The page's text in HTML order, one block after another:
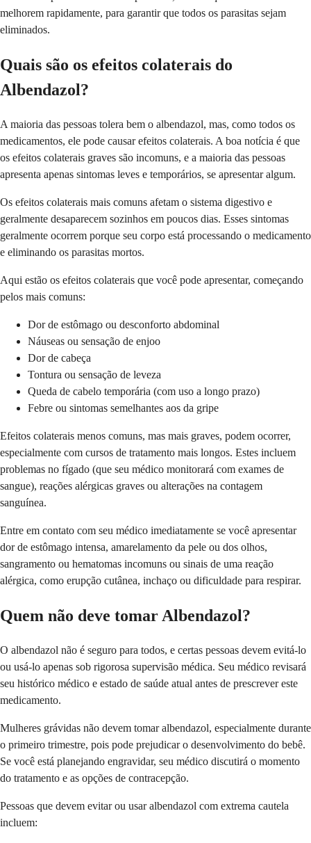
melhorem rapidamente, para garantir que todos os parasitas sejam
eliminados.
Quais são os efeitos colaterais do
Albendazol?
A maioria das pessoas tolera bem o albendazol, mas, como todos os
medicamentos, ele pode causar efeitos colaterais. A boa notícia é que
os efeitos colaterais graves são incomuns, e a maioria das pessoas
apresenta apenas sintomas leves e temporários, se apresentar algum.
Os efeitos colaterais mais comuns afetam o sistema digestivo e
geralmente desaparecem sozinhos em poucos dias. Esses sintomas
geralmente ocorrem porque seu corpo está processando o medicamento
e eliminando os parasitas mortos.
Aqui estão os efeitos colaterais que você pode apresentar, começando
pelos mais comuns:
Dor de estômago ou desconforto abdominal
Náuseas ou sensação de enjoo
Dor de cabeça
Tontura ou sensação de leveza
Queda de cabelo temporária (com uso a longo prazo)
Febre ou sintomas semelhantes aos da gripe
Efeitos colaterais menos comuns, mas mais graves, podem ocorrer,
especialmente com cursos de tratamento mais longos. Estes incluem
problemas no fígado (que seu médico monitorará com exames de
sangue), reações alérgicas graves ou alterações na contagem
sanguínea.
Entre em contato com seu médico imediatamente se você apresentar
dor de estômago intensa, amarelamento da pele ou dos olhos,
sangramento ou hematomas incomuns ou sinais de uma reação
alérgica, como erupção cutânea, inchaço ou dificuldade para respirar.
Quem não deve tomar Albendazol?
O albendazol não é seguro para todos, e certas pessoas devem evitá-lo
ou usá-lo apenas sob rigorosa supervisão médica. Seu médico revisará
seu histórico médico e estado de saúde atual antes de prescrever este
medicamento.
Mulheres grávidas não devem tomar albendazol, especialmente durante
o primeiro trimestre, pois pode prejudicar o desenvolvimento do bebê.
Se você está planejando engravidar, seu médico discutirá o momento
do tratamento e as opções de contracepção.
Pessoas que devem evitar ou usar albendazol com extrema cautela
incluem: